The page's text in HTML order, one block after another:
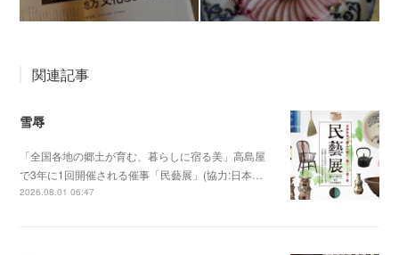
関連記事
雪辱
「全国各地の郷土が育む、暮らしに宿る美」高島屋
で3年に1回開催される催事「民藝展」(協力:日本…
2026.08.01 06:47